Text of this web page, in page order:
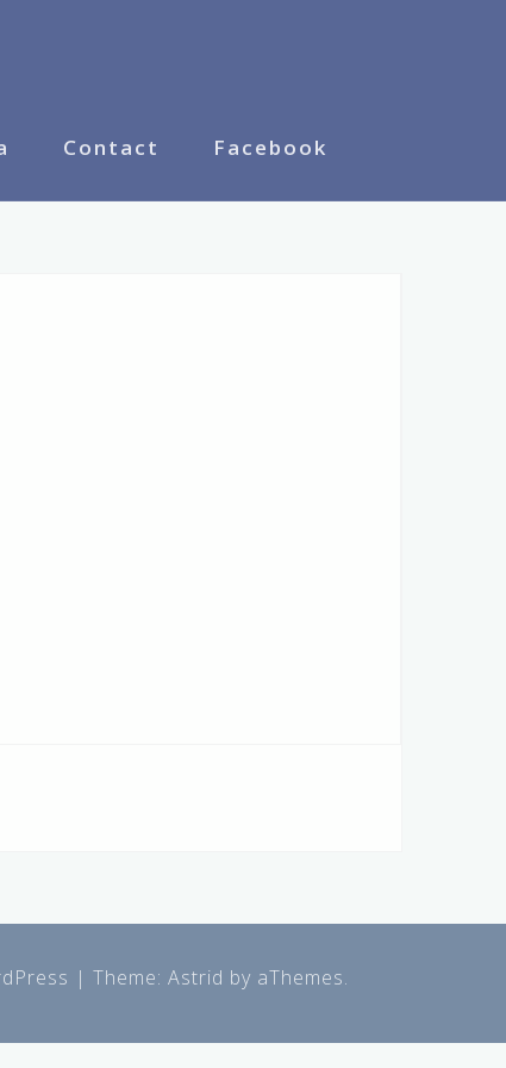
Contact Facebook
| Theme: Astrid by aThemes.